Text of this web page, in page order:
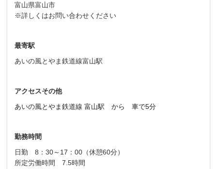
富山県富山市
※詳しくはお問い合わせください
最寄駅
あいの風とやま鉄道線富山駅
アクセスその他
あいの風とやま鉄道線 富山駅 から 車で5分
勤務時間
日勤 8：30～17：00（休憩60分）
所定労働時間 7.5時間